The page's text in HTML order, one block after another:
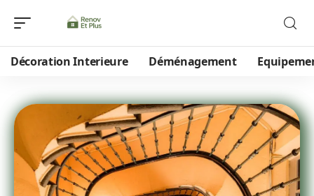
Décoration Interieure Déménagement